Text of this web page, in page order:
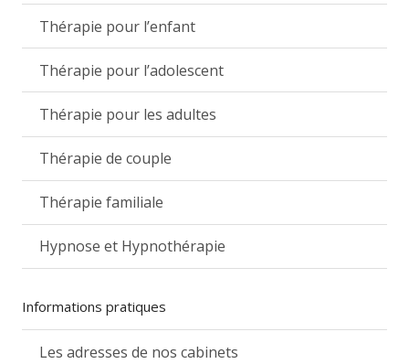
Thérapie pour l’enfant
Thérapie pour l’adolescent
Thérapie pour les adultes
Thérapie de couple
Thérapie familiale
Hypnose et Hypnothérapie
Informations pratiques
Les adresses de nos cabinets